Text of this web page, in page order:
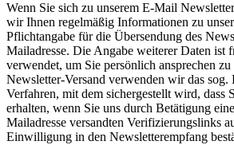
Wenn Sie sich zu unserem E-Mail
wir Ihnen regelmäßig Informationen zu
Pflichtangabe für die Übersendung des
Mailadresse. Die Angabe weiterer Daten
verwendet, um Sie persönlich ansprechen
Newsletter-Versand verwenden wir das
Verfahren, mit dem sichergestellt wird, dass
erhalten, wenn Sie uns durch Betätigung
Mailadresse versandten Verifizierungslinks
Einwilligung in den Newsletterempfang